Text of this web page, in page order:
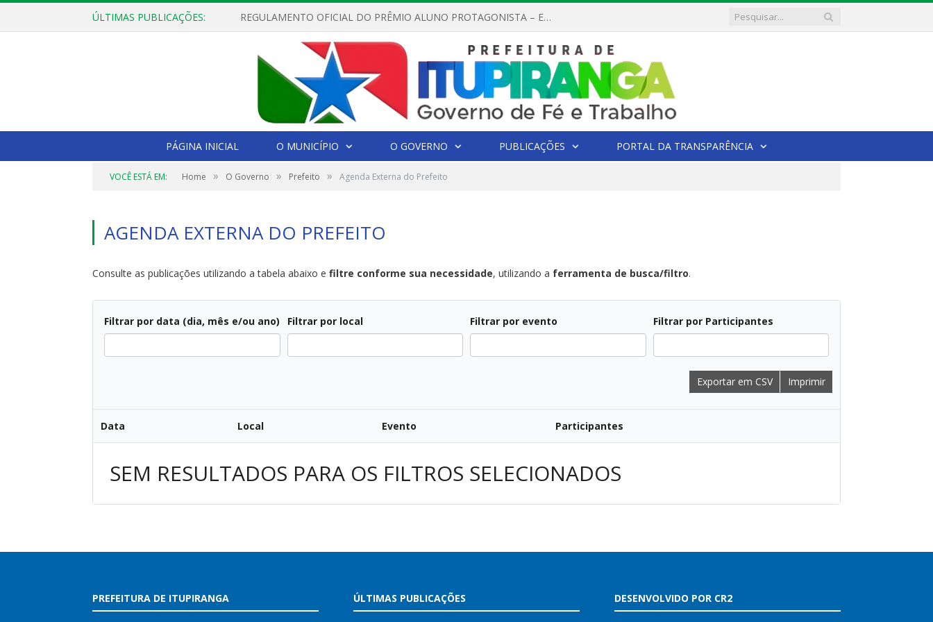
ÚLTIMAS PUBLICAÇÕES: REGULAMENTO OFICIAL DO PRÊMIO ALUNO PROTAGONISTA – EDIÇÃO 2026
PÁGINA INICIAL O MUNICÍPIO O GOVERNO PUBLICAÇÕES PORTAL DA TRANSPARÊNCIA
VOCÊ ESTÁ EM: Home » O Governo » Prefeito » Agenda Externa do Prefeito
AGENDA EXTERNA DO PREFEITO
Consulte as publicações utilizando a tabela abaixo e filtre conforme sua necessidade, utilizando a ferramenta de busca/filtro.
Filtrar por data (dia, mês e/ou ano) Filtrar por local Filtrar por evento Filtrar por Participantes
Exportar em CSV Imprimir
Data Local Evento Participantes
SEM RESULTADOS PARA OS FILTROS SELECIONADOS
PREFEITURA DE ITUPIRANGA ÚLTIMAS PUBLICAÇÕES DESENVOLVIDO POR CR2